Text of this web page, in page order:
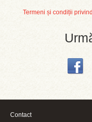
Termeni și condiții
Contact